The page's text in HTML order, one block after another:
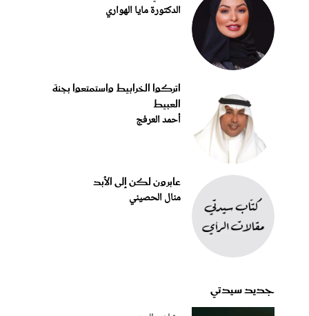
الدكتورة مايا الهواري
اتركوا الخرابيط واستمتعوا بجنة
العبيط
أحمد العرفج
عابرون لكن إلى الأبد
منال الحصيني
جديد سيدتي